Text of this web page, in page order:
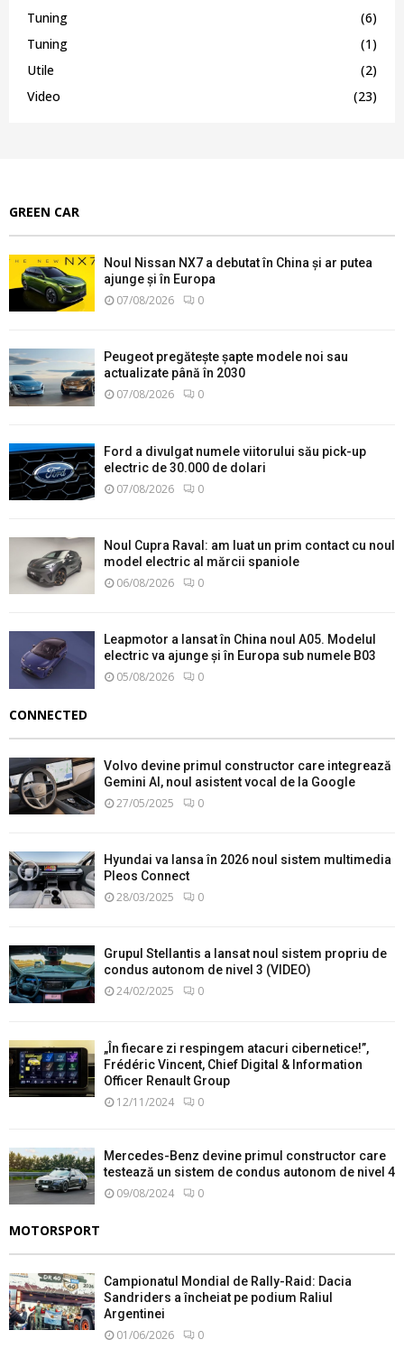
Tuning
(6)
Tuning
(1)
Utile
(2)
Video
(23)
GREEN CAR
Noul Nissan NX7 a debutat în China și ar putea
ajunge și în Europa
07/08/2026 0
Peugeot pregătește șapte modele noi sau
actualizate până în 2030
07/08/2026 0
Ford a divulgat numele viitorului său pick-up
electric de 30.000 de dolari
07/08/2026 0
Noul Cupra Raval: am luat un prim contact cu noul
model electric al mărcii spaniole
06/08/2026 0
Leapmotor a lansat în China noul A05. Modelul
electric va ajunge și în Europa sub numele B03
05/08/2026 0
CONNECTED
Volvo devine primul constructor care integrează
Gemini AI, noul asistent vocal de la Google
27/05/2025 0
Hyundai va lansa în 2026 noul sistem multimedia
Pleos Connect
28/03/2025 0
Grupul Stellantis a lansat noul sistem propriu de
condus autonom de nivel 3 (VIDEO)
24/02/2025 0
„În fiecare zi respingem atacuri cibernetice!”,
Frédéric Vincent, Chief Digital & Information
Officer Renault Group
12/11/2024 0
Mercedes-Benz devine primul constructor care
testează un sistem de condus autonom de nivel 4
09/08/2024 0
MOTORSPORT
Campionatul Mondial de Rally-Raid: Dacia
Sandriders a încheiat pe podium Raliul
Argentinei
01/06/2026 0